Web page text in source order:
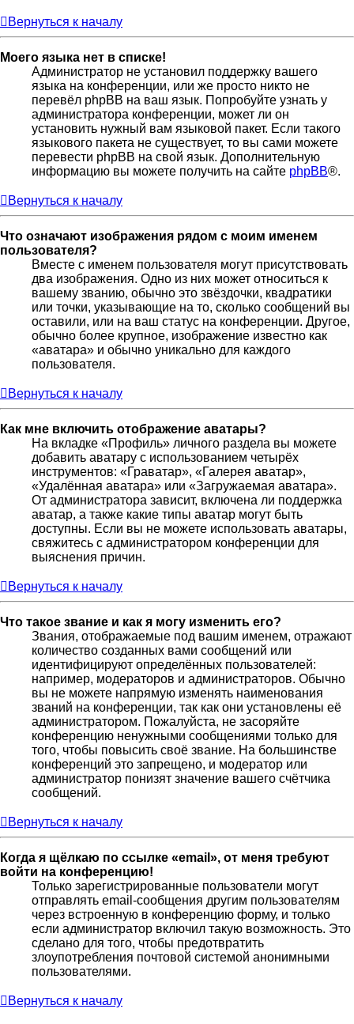
Вернуться к началу
Моего языка нет в списке!
Администратор не установил поддержку вашего
языка на конференции, или же просто никто не
перевёл phpBB на ваш язык. Попробуйте узнать у
администратора конференции, может ли он
установить нужный вам языковой пакет. Если такого
языкового пакета не существует, то вы сами можете
перевести phpBB на свой язык. Дополнительную
информацию вы можете получить на сайте phpBB®.
Вернуться к началу
Что означают изображения рядом с моим именем
пользователя?
Вместе с именем пользователя могут присутствовать
два изображения. Одно из них может относиться к
вашему званию, обычно это звёздочки, квадратики
или точки, указывающие на то, сколько сообщений вы
оставили, или на ваш статус на конференции. Другое,
обычно более крупное, изображение известно как
«аватара» и обычно уникально для каждого
пользователя.
Вернуться к началу
Как мне включить отображение аватары?
На вкладке «Профиль» личного раздела вы можете
добавить аватару с использованием четырёх
инструментов: «Граватар», «Галерея аватар»,
«Удалённая аватара» или «Загружаемая аватара».
От администратора зависит, включена ли поддержка
аватар, а также какие типы аватар могут быть
доступны. Если вы не можете использовать аватары,
свяжитесь с администратором конференции для
выяснения причин.
Вернуться к началу
Что такое звание и как я могу изменить его?
Звания, отображаемые под вашим именем, отражают
количество созданных вами сообщений или
идентифицируют определённых пользователей:
например, модераторов и администраторов. Обычно
вы не можете напрямую изменять наименования
званий на конференции, так как они установлены её
администратором. Пожалуйста, не засоряйте
конференцию ненужными сообщениями только для
того, чтобы повысить своё звание. На большинстве
конференций это запрещено, и модератор или
администратор понизят значение вашего счётчика
сообщений.
Вернуться к началу
Когда я щёлкаю по ссылке «email», от меня требуют
войти на конференцию!
Только зарегистрированные пользователи могут
отправлять email-сообщения другим пользователям
через встроенную в конференцию форму, и только
если администратор включил такую возможность. Это
сделано для того, чтобы предотвратить
злоупотребления почтовой системой анонимными
пользователями.
Вернуться к началу